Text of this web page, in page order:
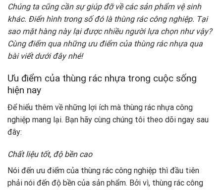
Chúng ta cũng cần sự giúp đỡ về các sản phẩm vệ sinh
khác. Điển hình trong số đó là thùng rác công nghiệp. Tại
sao mặt hàng này lại được nhiều người lựa chọn như vậy?
Cùng điểm qua những ưu điểm của thùng rác nhựa qua
bài viết dưới đây nhé!
Ưu điểm của thùng rác nhựa trong cuộc sống
hiện nay
Để hiểu thêm về những lợi ích mà thùng rác nhựa công
nghiệp mang lại. Bạn hãy cùng chúng tôi theo dõi ngay sau
đây:
Chất liệu tốt, độ bền cao
Nói đến ưu điểm của thùng rác công nghiệp thì đầu tiên
phải nói đến độ bền của sản phẩm. Bởi vì, thùng rác công